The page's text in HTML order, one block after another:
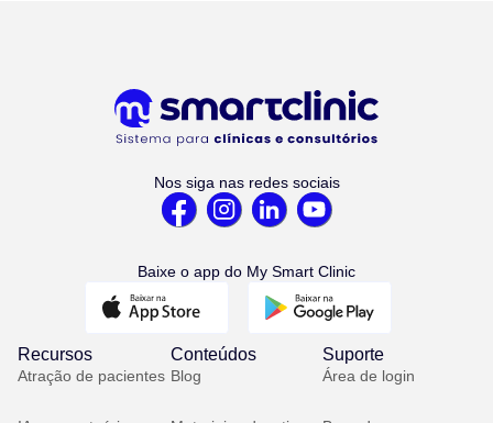
Nos siga nas redes sociais
Baixe o app do My Smart Clinic
Recursos
Atração de pacientes
Conteúdos
Blog
Suporte
Área de login